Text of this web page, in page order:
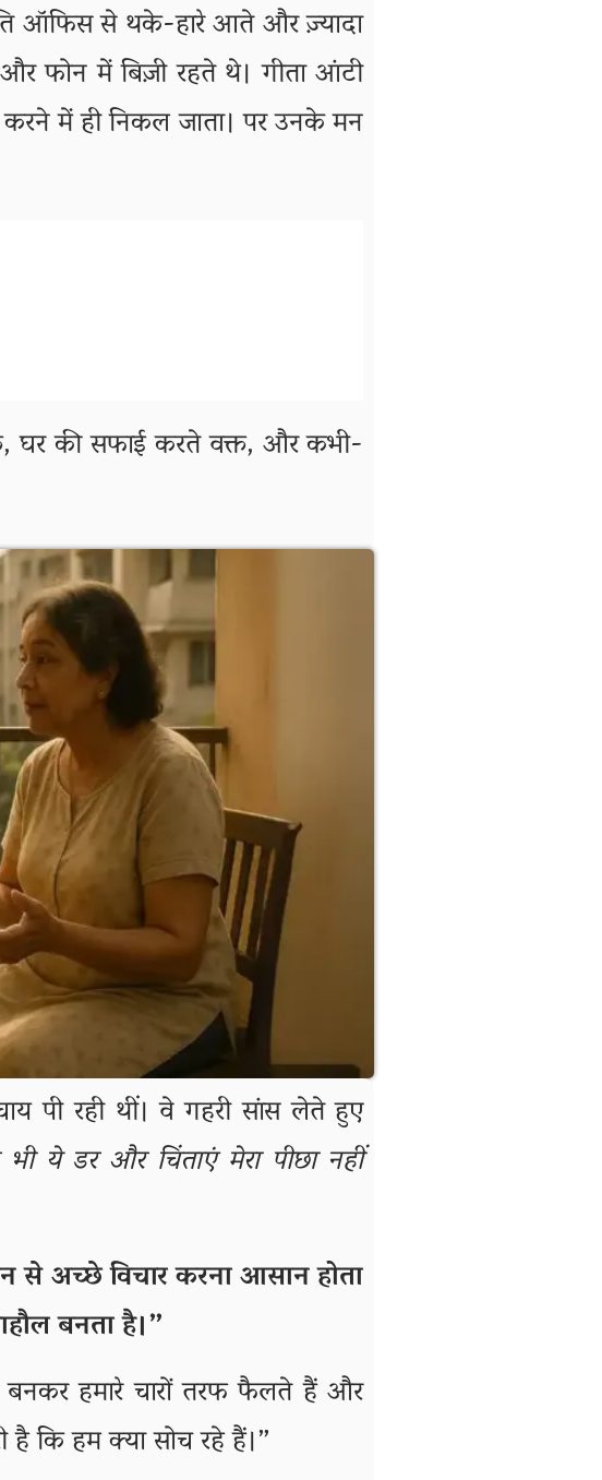
ऑफिस से थके-हारे आते और ज़्यादा
फोन में बिज़ी रहते थे। गीता आंटी
में ही निकल जाता। पर उनके मन
घर की सफाई करते वक्त, और कभी-
पी रही थीं। वे गहरी सांस लेते हुए
ये डर और चिंताएं मेरा पीछा नहीं
से अच्छे विचार करना आसान होता
बनता है।”
हमारे चारों तरफ फैलते हैं और
कि हम क्या सोच रहे हैं।”